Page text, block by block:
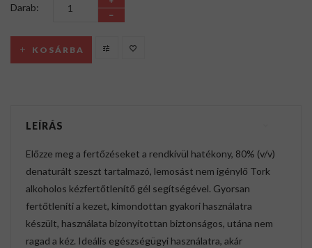
Darab:
KOSÁRBA
LEÍRÁS
Előzze meg a fertőzéseket a rendkívül hatékony, 80% (v/v)
denaturált szeszt tartalmazó, lemosást nem igénylő Tork
alkoholos kézfertőtlenítő gél segítségével. Gyorsan
fertőtleníti a kezet, kimondottan gyakori használatra
készült, használata bizonyítottan biztonságos, utána nem
ragad a kéz. Ideális egészségügyi használatra, akár